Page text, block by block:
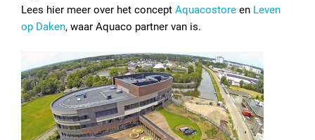
Lees hier meer over het concept Aquacostore en Leven
op Daken, waar Aquaco partner van is.